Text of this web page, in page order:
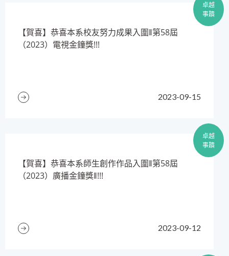
卓越
事蹟
2023-09-15
​【賀喜】恭喜本系校友努力成果入圍‖第58屆
（2023）電視金鐘獎!!!
卓越
事蹟
2023-09-12
【賀喜】恭喜本系師生創作作品入圍‖第58屆
（2023）廣播金鐘獎‖!!!